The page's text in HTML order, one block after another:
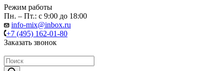
Режим работы
Пн. – Пт.: с 9:00 до 18:00
info-mix@inbox.ru
+7 (495) 162-01-80
Заказать звонок